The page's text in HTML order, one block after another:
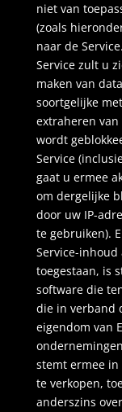
niet van
(zoals
naar de
Service zult u
maken van
soortgelijke
extraheren van
wordt
Service
gaat u ermee
om dergelijke
door uw IP-
te gebruiken).
Service-
toegestaan, is
software die
die in verband
eigendom van
stemt ermee in
te verkopen,
anderszins